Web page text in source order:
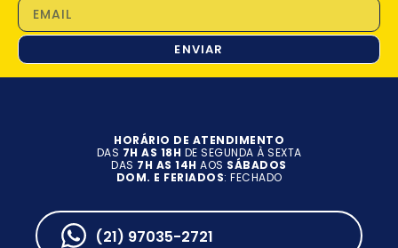
ENVIAR
HORÁRIO DE ATENDIMENTO
DAS 7H AS 18H DE SEGUNDA À SEXTA
DAS 7H AS 14H AOS SÁBADOS
DOM. E FERIADOS: FECHADO
(21) 97035-2721